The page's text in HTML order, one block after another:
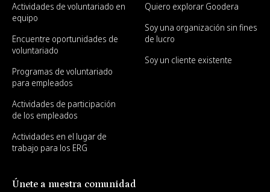
Actividades de voluntariado en
equipo
Encuentre oportunidades de
voluntariado
Programas de voluntariado
para empleados
Actividades de participación
de los empleados
Actividades en el lugar de
trabajo para los ERG
Quiero explorar Goodera
Soy una organización sin fines
de lucro
Soy un cliente existente
Únete a nuestra comunidad